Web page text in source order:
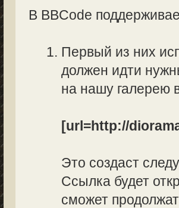
В BBCode
Первый из них
должен идти
на нашу галерею
[url=http://
Это создаст
Ссылка будет
сможет